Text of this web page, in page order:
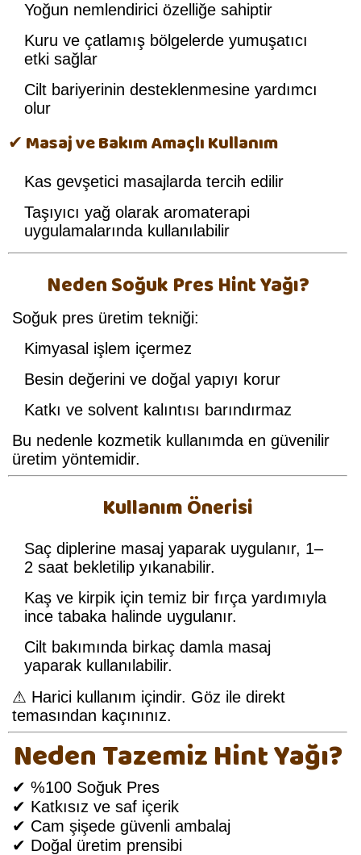
Yoğun nemlendirici özelliğe sahiptir
Kuru ve çatlamış bölgelerde yumuşatıcı
etki sağlar
Cilt bariyerinin desteklenmesine yardımcı
olur
✔ Masaj ve Bakım Amaçlı Kullanım
Kas gevşetici masajlarda tercih edilir
Taşıyıcı yağ olarak aromaterapi
uygulamalarında kullanılabilir
Neden Soğuk Pres Hint Yağı?
Soğuk pres üretim tekniği:
Kimyasal işlem içermez
Besin değerini ve doğal yapıyı korur
Katkı ve solvent kalıntısı barındırmaz
Bu nedenle kozmetik kullanımda en güvenilir
üretim yöntemidir.
Kullanım Önerisi
Saç diplerine masaj yaparak uygulanır, 1–
2 saat bekletilip yıkanabilir.
Kaş ve kirpik için temiz bir fırça yardımıyla
ince tabaka halinde uygulanır.
Cilt bakımında birkaç damla masaj
yaparak kullanılabilir.
⚠ Harici kullanım içindir. Göz ile direkt
temasından kaçınınız.
Neden Tazemiz Hint Yağı?
✔ %100 Soğuk Pres
✔ Katkısız ve saf içerik
✔ Cam şişede güvenli ambalaj
✔ Doğal üretim prensibi